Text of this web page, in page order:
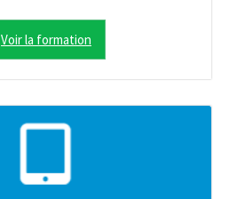
Voir la formation